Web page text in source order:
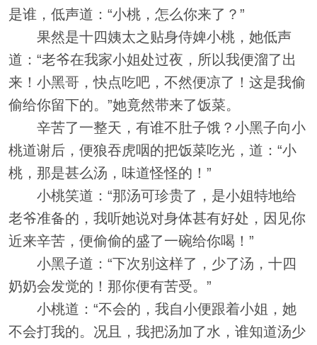
是谁，低声道：“小桃，怎么你来了？”
果然是十四姨太之贴身侍婢小桃，她低声
道：“老爷在我家小姐处过夜，所以我便溜了出
来！小黑哥，快点吃吧，不然便凉了！这是我偷
偷给你留下的。”她竟然带来了饭菜。
辛苦了一整天，有谁不肚子饿？小黑子向小
桃道谢后，便狼吞虎咽的把饭菜吃光，道：“小
桃，那是甚么汤，味道怪怪的！”
小桃笑道：“那汤可珍贵了，是小姐特地给
老爷准备的，我听她说对身体甚有好处，因见你
近来辛苦，便偷偷的盛了一碗给你喝！”
小黑子道：“下次别这样了，少了汤，十四
奶奶会发觉的！那你便有苦受。”
小桃道：“不会的，我自小便跟着小姐，她
不会打我的。况且，我把汤加了水，谁知道汤少